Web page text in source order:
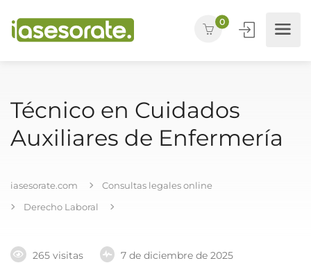
0
Técnico en Cuidados
Auxiliares de Enfermería
iasesorate.com
Consultas legales online
Derecho Laboral
265 visitas
7 de diciembre de 2025